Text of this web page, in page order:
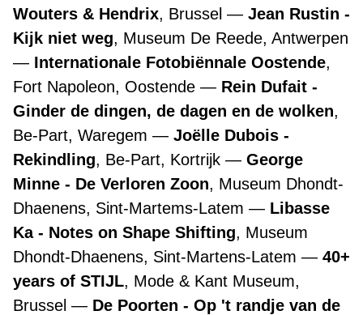
Wouters & Hendrix, Brussel
Jean Rustin -
Kijk niet weg, Museum De Reede, Antwerpen
Internationale Fotobiënnale Oostende,
Fort Napoleon, Oostende
Rein Dufait -
Ginder de dingen, de dagen en de wolken,
Be-Part, Waregem
Joëlle Dubois -
Rekindling, Be-Part, Kortrijk
George
Minne - De Verloren Zoon, Museum Dhondt-
Dhaenens, Sint-Martems-Latem
Libasse
Ka - Notes on Shape Shifting, Museum
Dhondt-Dhaenens, Sint-Martens-Latem
40+
years of STIJL, Mode & Kant Museum,
Brussel
De Poorten - Op 't randje van de